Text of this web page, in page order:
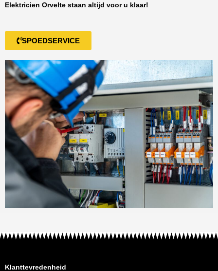
Elektricien Orvelte staan altijd voor u klaar!
SPOEDSERVICE
Klanttevredenheid